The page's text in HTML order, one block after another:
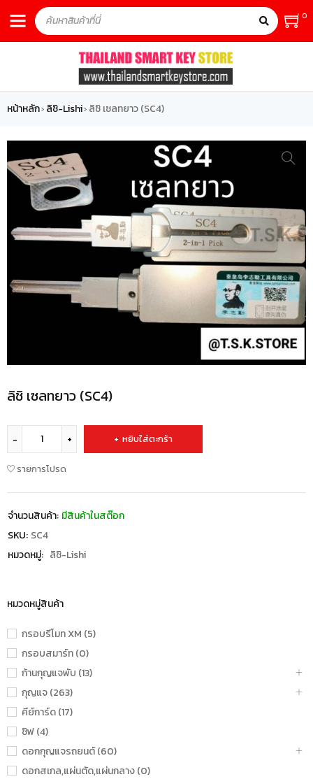
0
หน้าหลัก› ลิชิ-Lishi› ลิชิ เซลทยาว (SC4)
หมวดหมู่สินค้า
กรอบรีโมท XM (5)
กรอบสมาร์ท (0)
ก้านกุญแจพับ (13)
กุญแจ (263)
คีย์การ์ด (17)
ชิฟ (4)
ดอกกุญแจรถยนต์ (60)
ดอกสเกล,แผ่นตัด,แผ่นกลาง (0)
ลิชิ เซลทยาว (SC4)
หยิบใส่ตะกร้า
รายการโปรด
จำนวนสินค้า: มีสินค้าในสต๊อก
SKU: SC4
หมวดหมู่: ลิชิ-Lishi